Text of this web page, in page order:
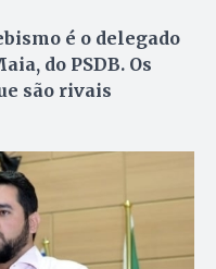
é o delegado
do PSDB. Os
são rivais